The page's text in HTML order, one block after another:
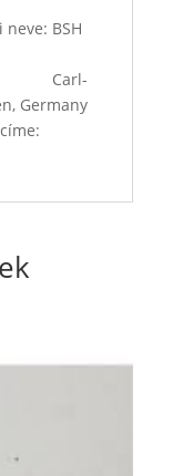
BSH
Carl-
Germany